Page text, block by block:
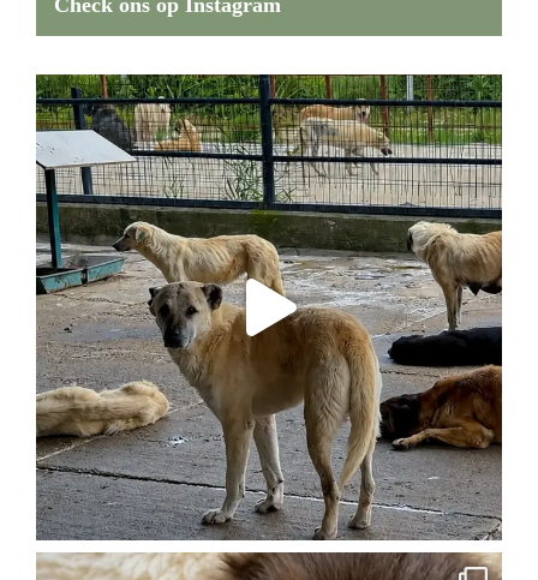
Check ons op Instagram